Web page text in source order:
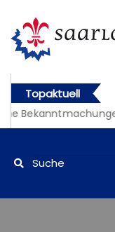
Topaktuell